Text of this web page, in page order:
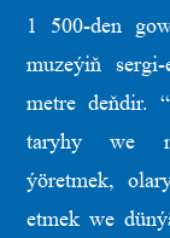
1 500-den
muzeýiň
metre deňdir.
taryhy we
ýöretmek,
etmek we